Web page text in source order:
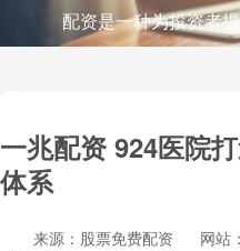
配资是一种为投资者
一兆配资 924医院
体系
来源：股票免费配资 网站